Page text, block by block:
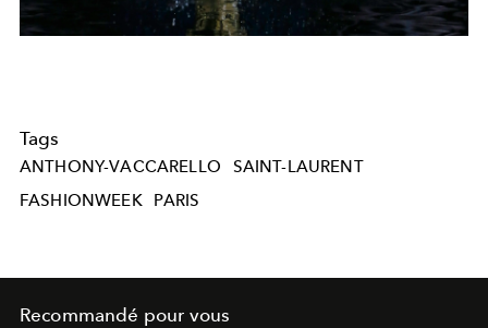
Tags
ANTHONY-VACCARELLO
SAINT-LAURENT
FASHIONWEEK
PARIS
Recommandé pour vous